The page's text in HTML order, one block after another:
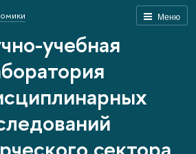
Меню
учебная